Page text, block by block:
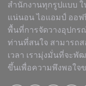
สำนักงานทุกรูปแบบ
แน่นอน ไอแอมป์ ออฟ
พื้นที่การจัดวางอุปกร
ท่านที่สนใจ สามารถส
เวลา เรามุ่งมั่นที่จะพั
ขึ้นเพื่อความพึงพอใจ